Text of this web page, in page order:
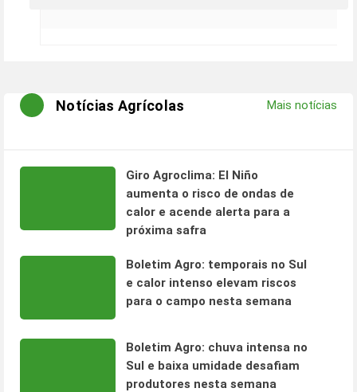
Notícias Agrícolas Mais notícias
Giro Agroclima: El Niño
aumenta o risco de ondas de
calor e acende alerta para a
próxima safra
Boletim Agro: temporais no Sul
e calor intenso elevam riscos
para o campo nesta semana
Boletim Agro: chuva intensa no
Sul e baixa umidade desafiam
produtores nesta semana